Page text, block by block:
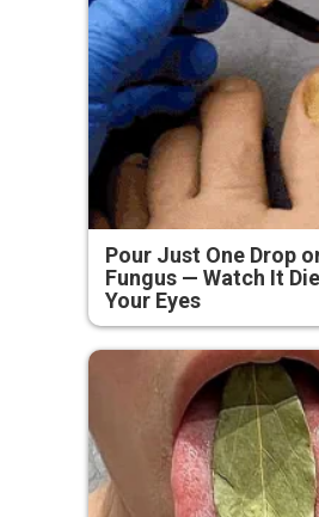
Pour Just One Drop
Fungus — Watch It
Your Eyes